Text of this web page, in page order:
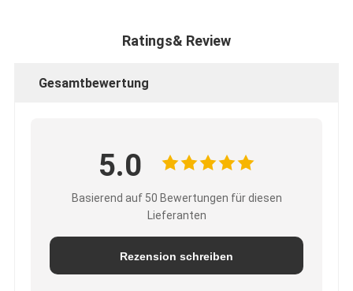
Ratings& Review
Gesamtbewertung
5.0
Basierend auf 50 Bewertungen für diesen
Lieferanten
Rezension schreiben